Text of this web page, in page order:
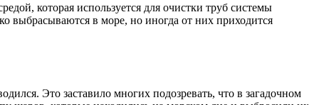
которая используется для очистки труб системы
выбрасываются в море, но иногда от них приходится
Это заставило многих подозревать, что в загадочном